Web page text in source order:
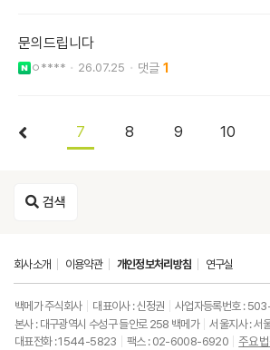
문의드립니다
ㅇ**** 26.07.25 1
7 8 9 10
검색
회사소개 이용약관 개인정보처리방침 연구실
백메가 주식회사 대표이사 : 신정권
사업자등록번호 :
본사 : 대구광역시 수성구 들안로 258 백메가
서울지사 : 서
대표전화 : 1544-5823
팩스 : 02-6008-6920 주요